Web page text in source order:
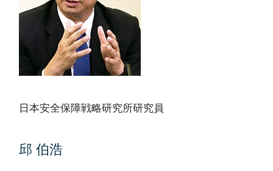
日本安全保障戦略研究所研究員
邱 伯浩